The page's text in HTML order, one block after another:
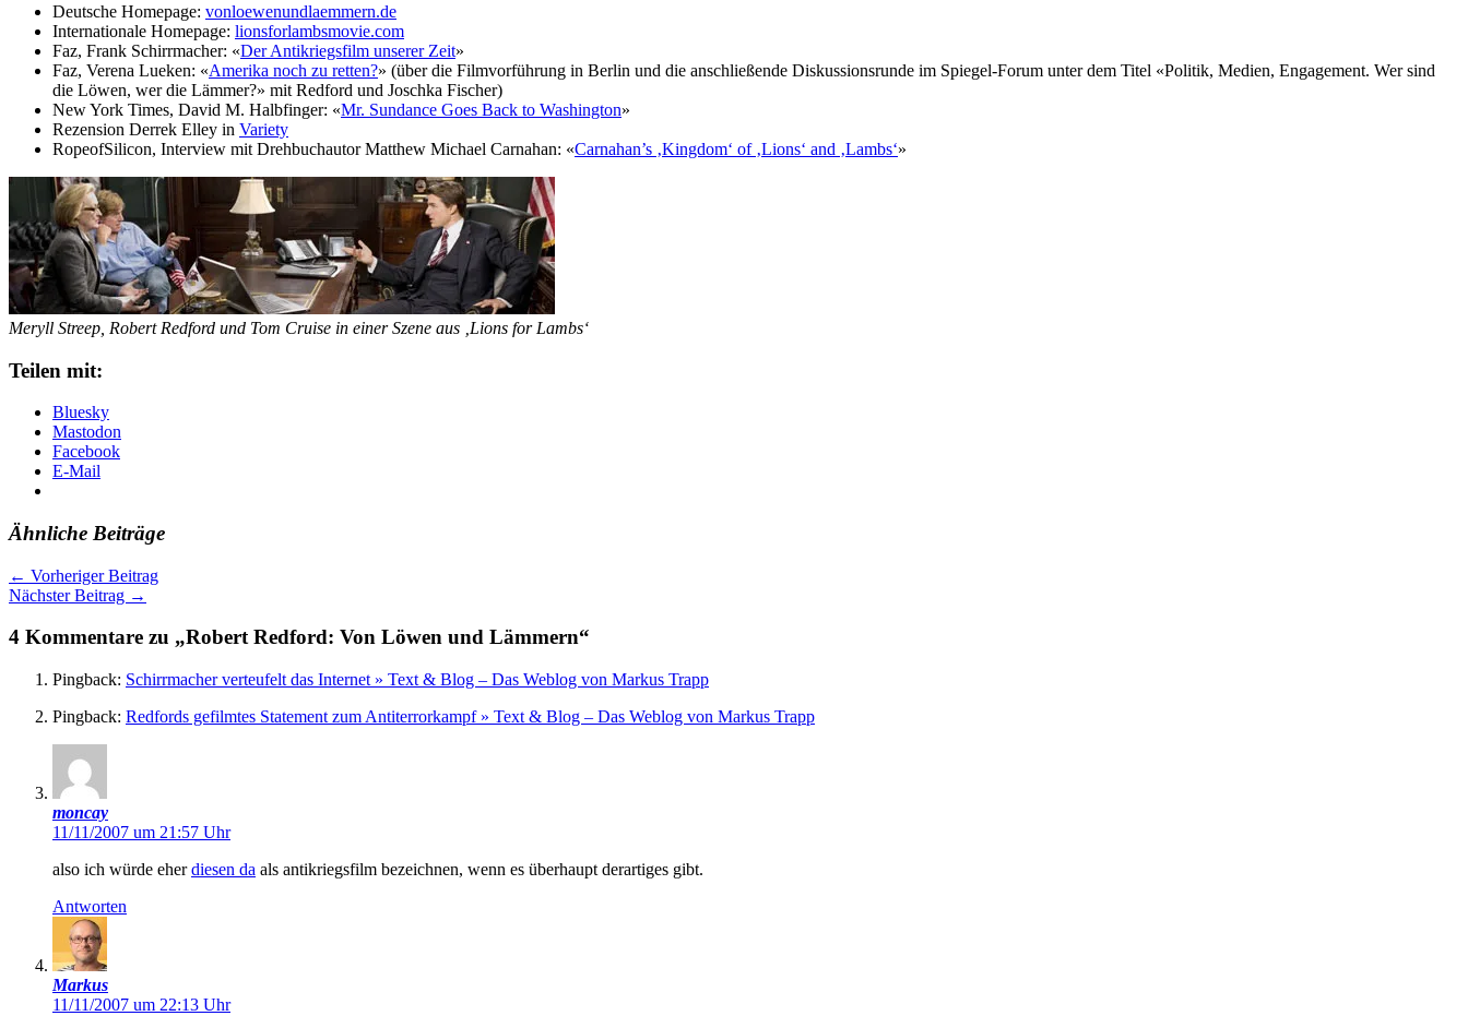
Deutsche Homepage: vonloewenundlaemmern.de
Internationale Homepage: lionsforlambsmovie.com
Faz, Frank Schirrmacher: «Der Antikriegsfilm unserer Zeit»
Faz, Verena Lueken: «Amerika noch zu retten?» (über die Filmvorführung in Berlin und die anschließende Diskussionsrunde im Spiegel-Forum unter dem Titel «Politik, Medien, Engagement. Wer sind
die Löwen, wer die Lämmer?» mit Redford und Joschka Fischer)
New York Times, David M. Halbfinger: «Mr. Sundance Goes Back to Washington»
Rezension Derrek Elley in Variety
RopeofSilicon, Interview mit Drehbuchautor Matthew Michael Carnahan: «Carnahan’s ‚Kingdom‘ of ‚Lions‘ and ‚Lambs‘»
Meryll Streep, Robert Redford und Tom Cruise in einer Szene aus ‚Lions for Lambs‘
Teilen mit:
Bluesky
Mastodon
Facebook
E-Mail
Ähnliche Beiträge
← Vorheriger Beitrag
Nächster Beitrag →
4 Kommentare zu „Robert Redford: Von Löwen und Lämmern“
Pingback: Schirrmacher verteufelt das Internet » Text & Blog – Das Weblog von Markus Trapp
Pingback: Redfords gefilmtes Statement zum Antiterrorkampf » Text & Blog – Das Weblog von Markus Trapp
moncay
11/11/2007 um 21:57 Uhr
also ich würde eherdiesen da als antikriegsfilm bezeichnen, wenn es überhaupt derartiges gibt.
Antworten
Markus
11/11/2007 um 22:13 Uhr